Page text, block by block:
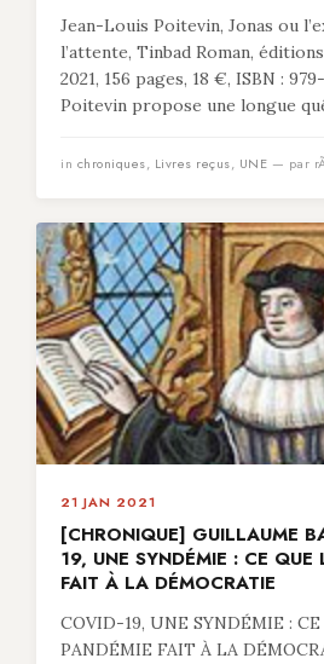
Jean-Louis Poitevin, Jonas ou
l’attente, Tinbad Roman,
2021, 156 pages, 18 €, ISBN :
Poitevin propose une longue
in chroniques, Livres reçus, UNE — par
21 JAN 2021
[CHRONIQUE] GUILLAUME
19, UNE SYNDÉMIE : CE QUE
FAIT À LA DÉMOCRATIE
COVID-19, UNE SYNDÉMIE :
PANDÉMIE FAIT À LA